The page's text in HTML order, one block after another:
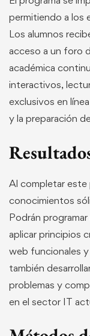
permitiendo a los
Los alumnos
acceso a un foro
académica
interactivos,
exclusivos en
y la preparación
Al completar este
conocimientos
Podrán
aplicar principios
web funcionales
también
problemas y
en el sector IT